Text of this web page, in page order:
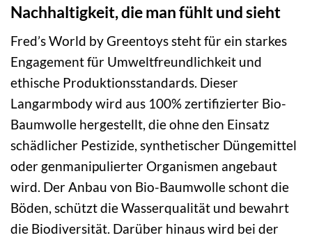
Nachhaltigkeit, die man fühlt und sieht
Fred’s World by Greentoys steht für ein starkes
Engagement für Umweltfreundlichkeit und
ethische Produktionsstandards. Dieser
Langarmbody wird aus 100% zertifizierter Bio-
Baumwolle hergestellt, die ohne den Einsatz
schädlicher Pestizide, synthetischer Düngemittel
oder genmanipulierter Organismen angebaut
wird. Der Anbau von Bio-Baumwolle schont die
Böden, schützt die Wasserqualität und bewahrt
die Biodiversität. Darüber hinaus wird bei der